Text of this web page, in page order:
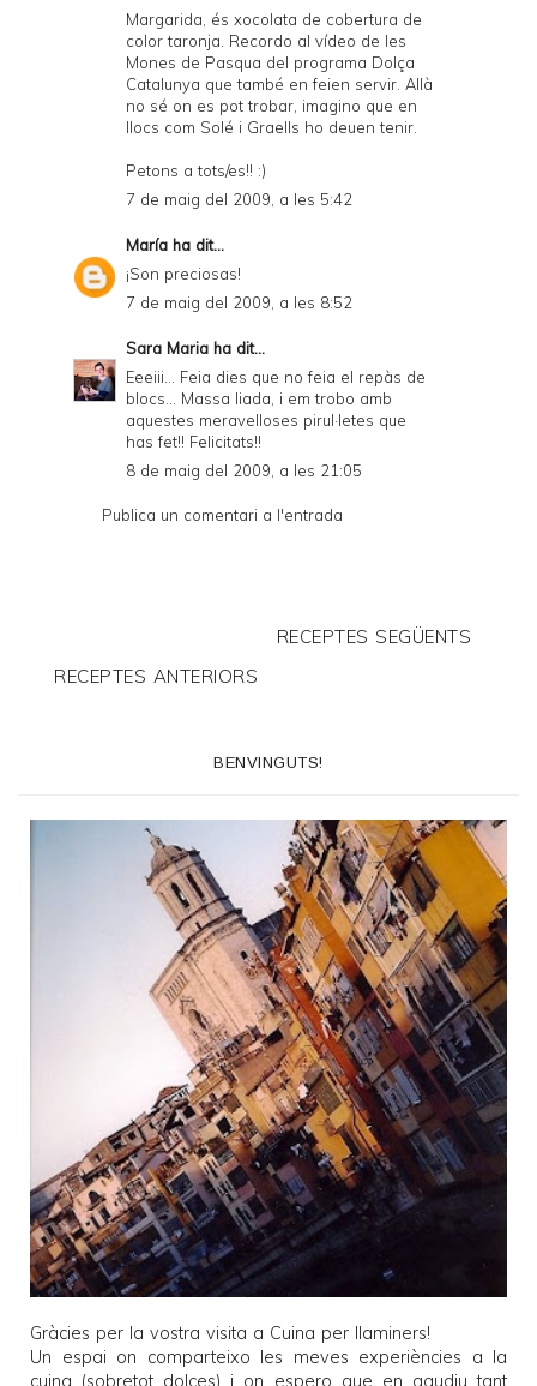
Margarida, és xocolata de cobertura de
color taronja. Recordo al vídeo de les
Mones de Pasqua del programa Dolça
Catalunya que també en feien servir. Allà
no sé on es pot trobar, imagino que en
llocs com Solé i Graells ho deuen tenir.
Petons a tots/es!! :)
7 de maig del 2009, a les 5:42
María ha dit...
¡Son preciosas!
7 de maig del 2009, a les 8:52
Sara Maria ha dit...
Eeeiii... Feia dies que no feia el repàs de
blocs... Massa liada, i em trobo amb
aquestes meravelloses pirul·letes que
has fet!! Felicitats!!
8 de maig del 2009, a les 21:05
Publica un comentari a l'entrada
RECEPTES SEGÜENTS
RECEPTES ANTERIORS
BENVINGUTS!
Gràcies per la vostra visita a Cuina per llaminers!
Un espai on comparteixo les meves experiències a la